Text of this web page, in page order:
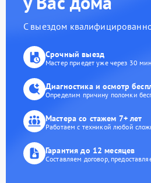
С выездом
Срочный выезд
Мастер приедет уже через 30
Диагностика и осмотр
Определим причину поломки
Мастера со стажем 7+ лет
Работаем с техникой любой
Гарантия до 12 месяцев
Составляем договор,